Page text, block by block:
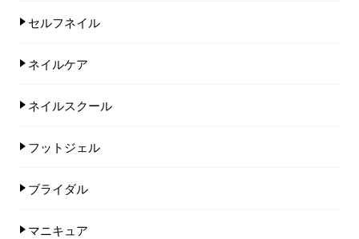
セルフネイル
ネイルケア
ネイルスクール
フットジェル
ブライダル
マニキュア